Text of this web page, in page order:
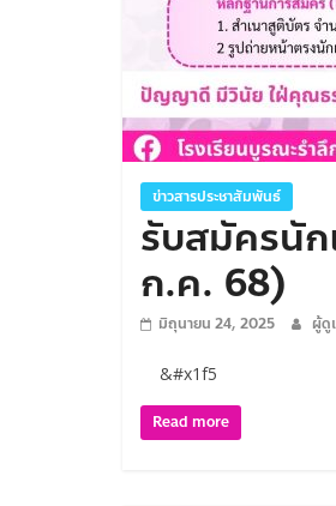
ข่าวสารประชาสัมพันธ์
รับสมัครนัก
ก.ค. 68)
มิถุนายน 24, 2025 ผู้ดู
&#x1f5
Read more